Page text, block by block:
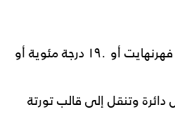
يحمى الفرن لغاية ٣٧٥ درجة فهرنهايت أو ١٩٠ درجة مئوية أو
وتنقل إلى قالب تورتة